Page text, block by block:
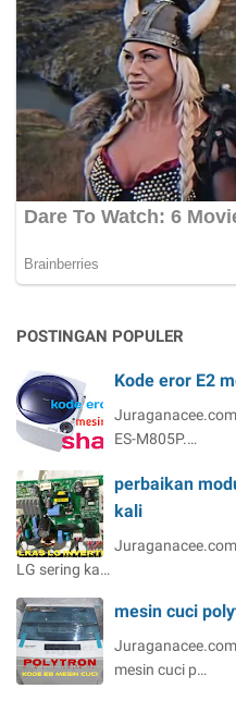
POSTINGAN POPULER
Kode eror E2
ES-M805P.…
perbaikan
kali
LG sering ka…
mesin cuci
mesin cuci p…